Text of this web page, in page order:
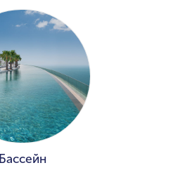
Бассейн